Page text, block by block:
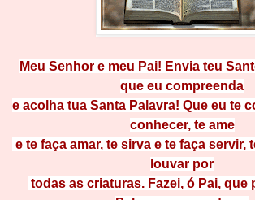
Meu Senhor e meu Pai! Envia teu
que eu compreenda
e acolha tua Santa Palavra! Que eu te
conhecer, te ame
e te faça amar, te sirva e te faça servir,
louvar por
todas as criaturas. Fazei, ó Pai, que